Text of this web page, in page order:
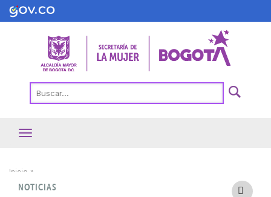
Pasar
al
Ruta
de
Inicio
NOTICIAS